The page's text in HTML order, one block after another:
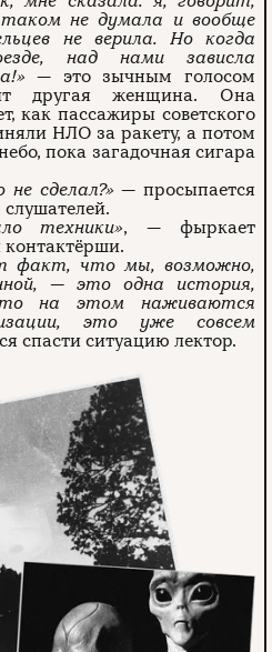
не думала и вообще
не верила. Но когда
над нами зависла
— это зычным голосом
другая женщина. Она
как пассажиры советского
НЛО за ракету, а потом
пока загадочная сигара
сделал?» — просыпается
техники», — фыркает
факт, что мы, возможно,
— это одна история,
на этом наживаются
это уже совсем
спасти ситуацию лектор.